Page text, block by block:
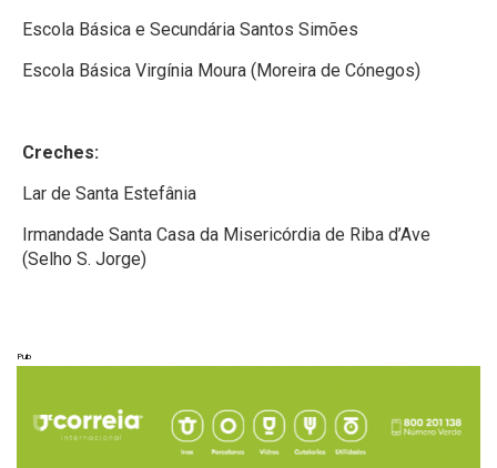
Escola Básica e Secundária Santos Simões
Escola Básica Virgínia Moura (Moreira de Cónegos)
Creches:
Lar de Santa Estefânia
Irmandade Santa Casa da Misericórdia de Riba d’Ave
(Selho S. Jorge)
Pub